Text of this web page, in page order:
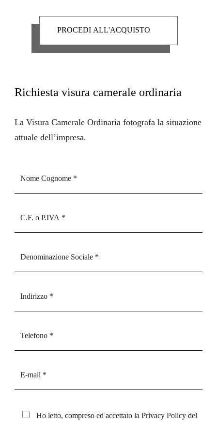
Richiesta visura camerale ordinaria
La Visura Camerale Ordinaria fotografa la situazione
attuale dell’impresa.
Ho letto, compreso ed accettato la Privacy Policy del